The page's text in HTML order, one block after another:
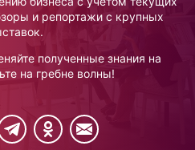
и репортажи с крупных
полученные знания на
на гребне волны!